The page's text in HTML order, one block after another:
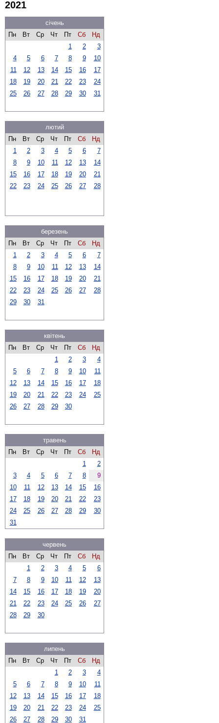
2021
січень
Пн
Вт Ср Чт Пт Сб
Нд
1
2
3
4
5 6 7 8 9
10
11
12 13 14 15 16
17
18
19 20 21 22 23
24
25
26 27 28 29 30 31
лютий
Пн
Вт Ср Чт Пт Сб
Нд
1
2 3 4 5 6
7
8
9 10 11 12 13
14
15
16 17 18 19 20
21
22
23 24 25 26 27 28
березень
Пн
Вт Ср Чт Пт Сб
Нд
1
2 3 4 5 6
7
8
9 10 11 12 13
14
15
16 17 18 19 20
21
22
23 24 25 26 27
28
29
30 31
квітень
Пн
Вт Ср Чт Пт Сб
Нд
1
2 3
4
5
6 7 8 9 10
11
12
13 14 15 16 17
18
19
20 21 22 23 24
25
26
27 28 29 30
травень
Пн
Вт Ср Чт Пт Сб
Нд
1
2
3
4 5 6 7 8
9
10
11 12 13 14 15
16
17
18 19 20 21 22
23
24
25 26 27 28 29
30
31
червень
Пн
Вт Ср Чт Пт Сб
Нд
1
2 3 4 5
6
7
8 9 10 11 12
13
14
15 16 17 18 19
20
21
22 23 24 25 26
27
28
29 30
липень
Пн
Вт Ср Чт Пт Сб
Нд
1
2 3
4
5
6 7 8 9 10
11
12
13 14 15 16 17
18
19
20 21 22 23 24
25
26
27 28 29 30 31